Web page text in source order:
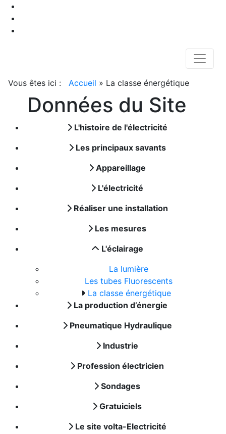
Vous êtes ici : Accueil » La classe énergétique
Données du Site
L'histoire de l'électricité
Les principaux savants
Appareillage
L'électricité
Réaliser une installation
Les mesures
L'éclairage
La lumière
Les tubes Fluorescents
La classe énergétique
La production d’énergie
Pneumatique Hydraulique
Industrie
Profession électricien
Sondages
Gratuiciels
Le site volta-Electricité